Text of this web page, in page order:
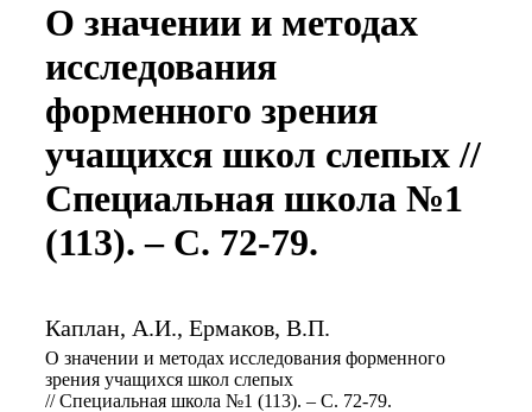
О значении и методах
исследования
форменного зрения
учащихся школ слепых //
Специальная школа №1
(113). – С. 72-79.
Каплан, А.И., Ермаков, В.П.
О значении и методах исследования форменного
зрения учащихся школ слепых
// Специальная школа №1 (113). – С. 72-79.